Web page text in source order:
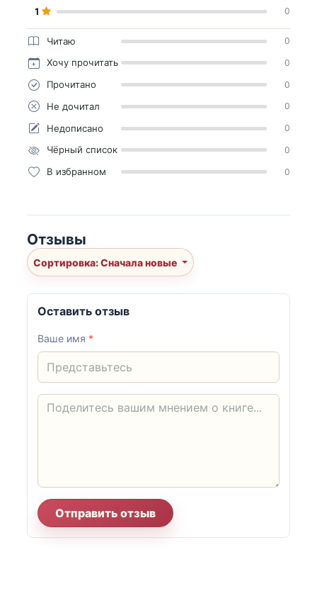
1 0
Читаю 0
Хочу прочитать 0
Прочитано 0
Не дочитал 0
Недописано 0
Чёрный список 0
В избранном 0
Отзывы
Сортировка: Сначала новые
Оставить отзыв
Ваше имя *
Отправить отзыв